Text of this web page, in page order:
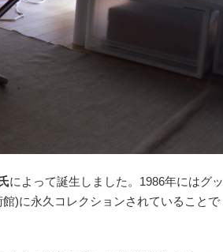
によって誕生しました。1986年にはグッ
)に永久コレクションされていることで